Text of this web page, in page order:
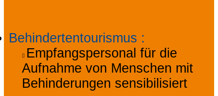
Behindertentourismus :
Empfangspersonal für die
Aufnahme von Menschen mit
Behinderungen sensibilisiert